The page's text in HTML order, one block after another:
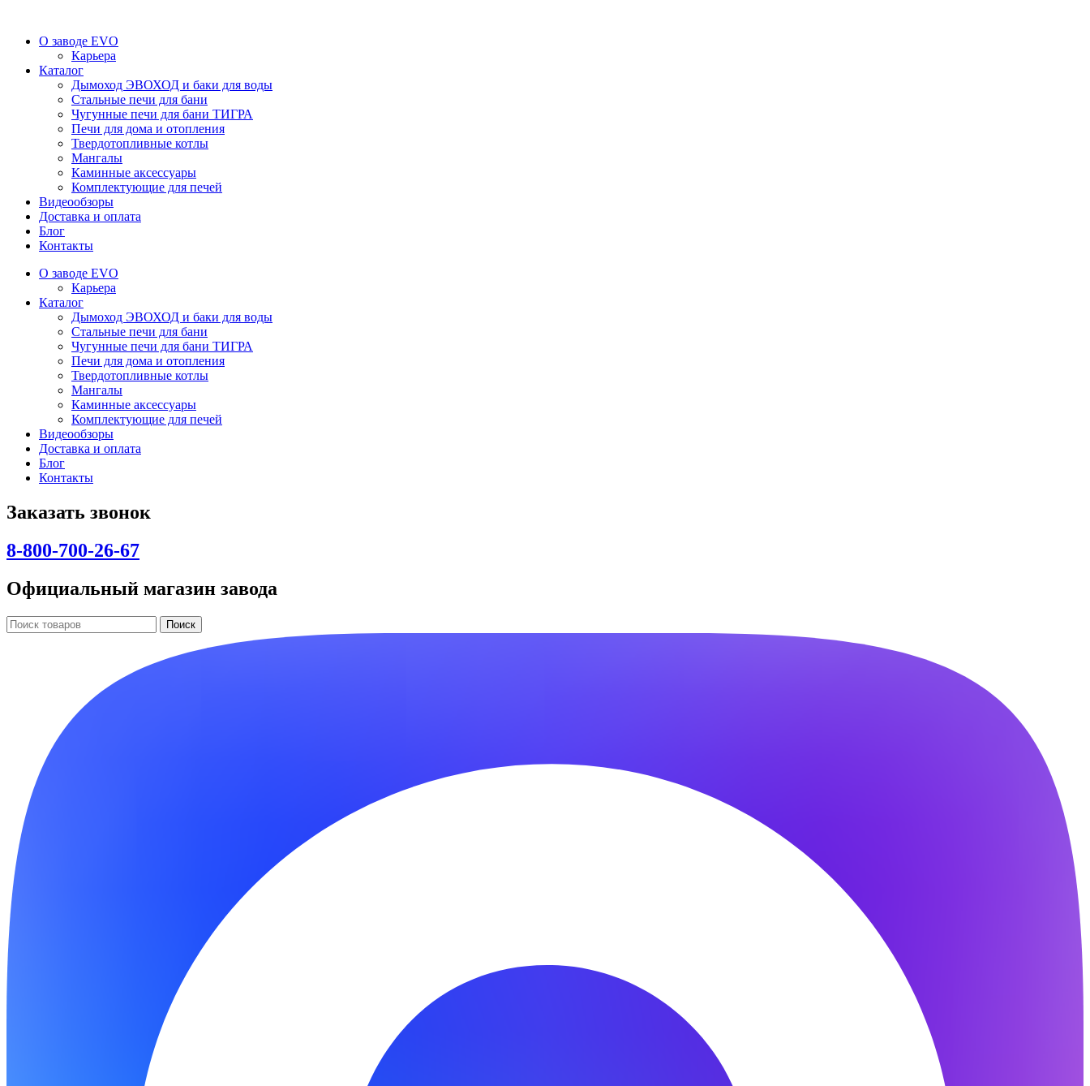
О заводе EVO
Карьера
Каталог
Дымоход ЭВОХОД и баки для воды
Стальные печи для бани
Чугунные печи для бани ТИГРА
Печи для дома и отопления
Твердотопливные котлы
Мангалы
Каминные аксессуары
Комплектующие для печей
Видеообзоры
Доставка и оплата
Блог
Контакты
О заводе EVO
Карьера
Каталог
Дымоход ЭВОХОД и баки для воды
Стальные печи для бани
Чугунные печи для бани ТИГРА
Печи для дома и отопления
Твердотопливные котлы
Мангалы
Каминные аксессуары
Комплектующие для печей
Видеообзоры
Доставка и оплата
Блог
Контакты
Заказать звонок
8-800-700-26-67
Официальный магазин завода
Поиск